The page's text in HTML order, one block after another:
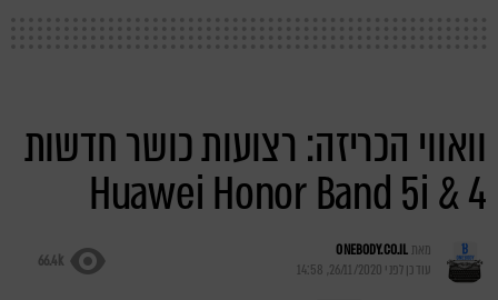
וואווי הכריזה: רצועות כושר חדשות
Huawei Honor Band 5i & 4
מאתONEBODY.CO.IL
עודכן לפני 26/11/2020, 14:58
66.4k